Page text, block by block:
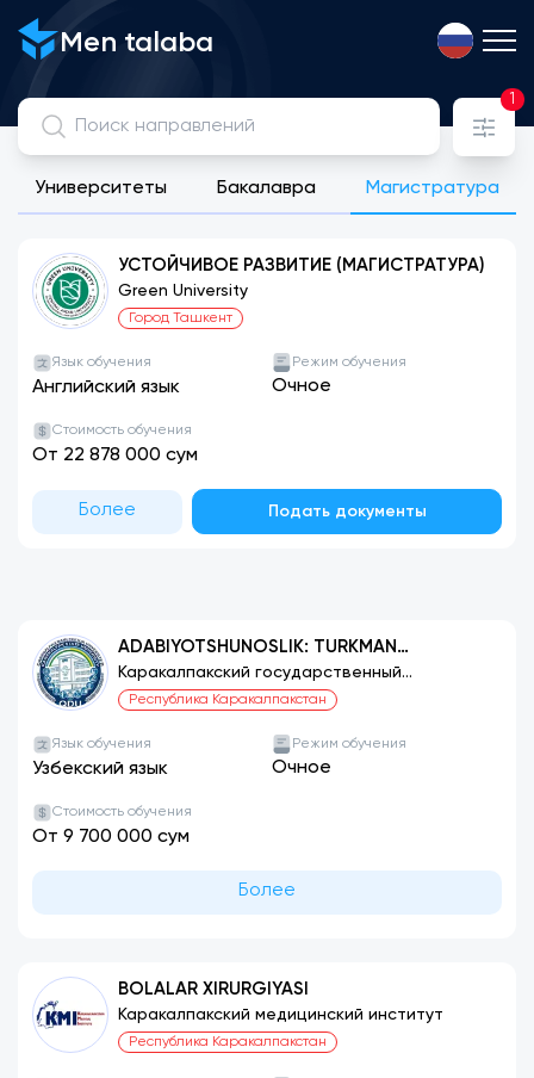
Men talaba
1
Университеты Бакалавра Магистратура
УСТОЙЧИВОЕ РАЗВИТИЕ (МАГИСТРАТУРА)
Green University
Город Ташкент
Язык обучения
Английский язык
Режим обучения
Очное
Стоимость обучения
От 22 878 000 сум
Более Подать документы
ADABIYOTSHUNOSLIK: TURKMAN
ADABIYOTI
Каракалпакский государственный
университет
Республика Каракалпакстан
Язык обучения
Узбекский язык
Режим обучения
Очное
Стоимость обучения
От 9 700 000 сум
Более
BOLALAR XIRURGIYASI
Каракалпакский медицинский институт
Республика Каракалпакстан